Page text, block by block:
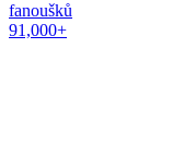
fanoušků
91,000+